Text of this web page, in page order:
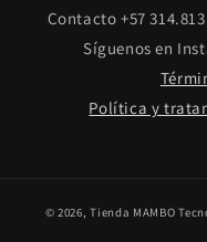
Contacto +57
Síguenos en
Política y
© 2026,Tienda MAMBO